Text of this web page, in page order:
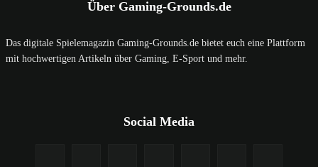
Über Gaming-Grounds.de
Das digitale Spielemagazin Gaming-Grounds.de bietet euch eine Plattform
mit hochwertigen Artikeln über Gaming, E-Sport und mehr.
Social Media